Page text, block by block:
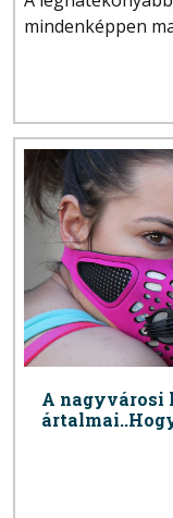
mindenképpen
A nagyvárosi